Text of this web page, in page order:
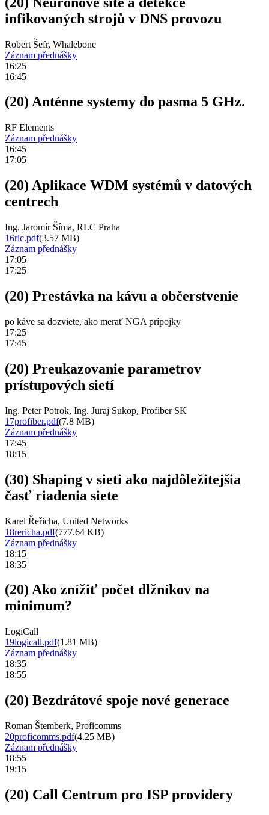
infikovaných strojů v DNS provozu
Robert Šefr, Whalebone
Záznam přednášky
16:25
16:45
(20) Anténne systemy do pasma 5 GHz.
RF Elements
Záznam přednášky
16:45
17:05
(20) Aplikace WDM systémů v datových
centrech
Ing. Jaromír Šíma, RLC Praha
16rlc.pdf(3.57 MB)
Záznam přednášky
17:05
17:25
(20) Prestávka na kávu a občerstvenie
po káve sa dozviete, ako merať NGA prípojky
17:25
17:45
(20) Preukazovanie parametrov
prístupových sietí
Ing. Peter Potrok, Ing. Juraj Sukop, Profiber SK
17profiber.pdf(7.8 MB)
Záznam přednášky
17:45
18:15
(30) Shaping v sieti ako najdôležitejšia
časť riadenia siete
Karel Řeřicha, United Networks
18rericha.pdf(777.64 KB)
Záznam přednášky
18:15
18:35
(20) Ako znížiť počet dlžníkov na
minimum?
LogiCall
19logicall.pdf(1.81 MB)
Záznam přednášky
18:35
18:55
(20) Bezdrátové spoje nové generace
Roman Štemberk, Proficomms
20proficomms.pdf(4.25 MB)
Záznam přednášky
18:55
19:15
(20) Call Centrum pro ISP providery